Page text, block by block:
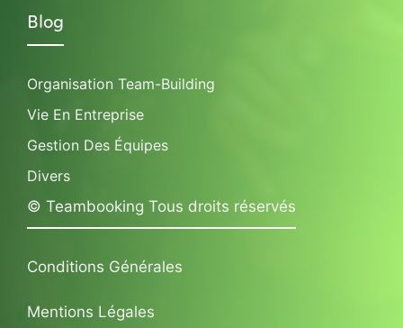
Blog
Organisation Team-Building
Vie En Entreprise
Gestion Des Équipes
Divers
© Teambooking Tous droits réservés
Conditions Générales
Mentions Légales